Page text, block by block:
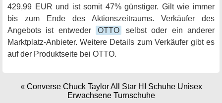
429,99 EUR und ist somit 47% günstiger. Gilt wie immer
bis zum Ende des Aktionszeitraums. Verkäufer des
Angebots ist entweder
OTTO
selbst oder ein anderer
Marktplatz-Anbieter. Weitere Details zum Verkäufer gibt es
auf der Produktseite bei OTTO.
« Converse Chuck Taylor All Star HI Schuhe Unisex
Erwachsene Turnschuhe